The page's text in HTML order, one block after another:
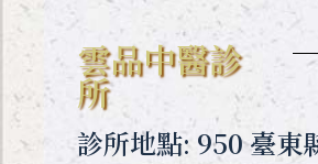
雲品中醫診
所
診所地點: 950 臺東